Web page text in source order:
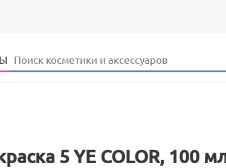
Форма поиска
Поиск
5 YE COLOR, 100